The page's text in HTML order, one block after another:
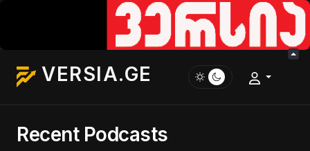
VERSIA.GE
Recent Podcasts